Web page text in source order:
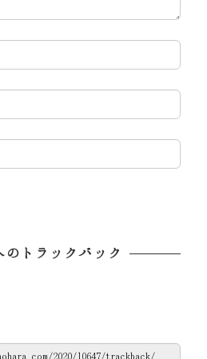
のトラックバック